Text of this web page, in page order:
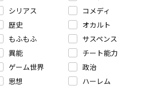
シリアス
コメディ
歴史
オカルト
もふもふ
サスペンス
異能
チート能力
ゲーム世界
政治
思想
ハーレム